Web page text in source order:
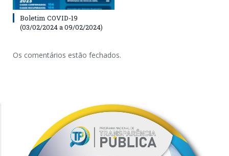
Boletim COVID-19
(03/02/2024 a 09/02/2024)
Os comentários estão fechados.